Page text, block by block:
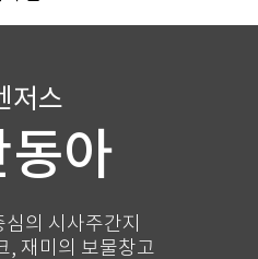
저스
아
의 시사주간지
, 재미의 보물창고